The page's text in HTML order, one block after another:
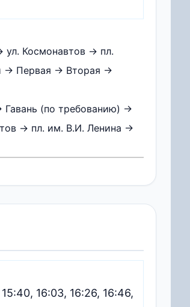
Космонавтов → пл.
→ Первая → Вторая →
(по требованию) →
→ пл. им. В.И. Ленина →
16:03, 16:26, 16:46,